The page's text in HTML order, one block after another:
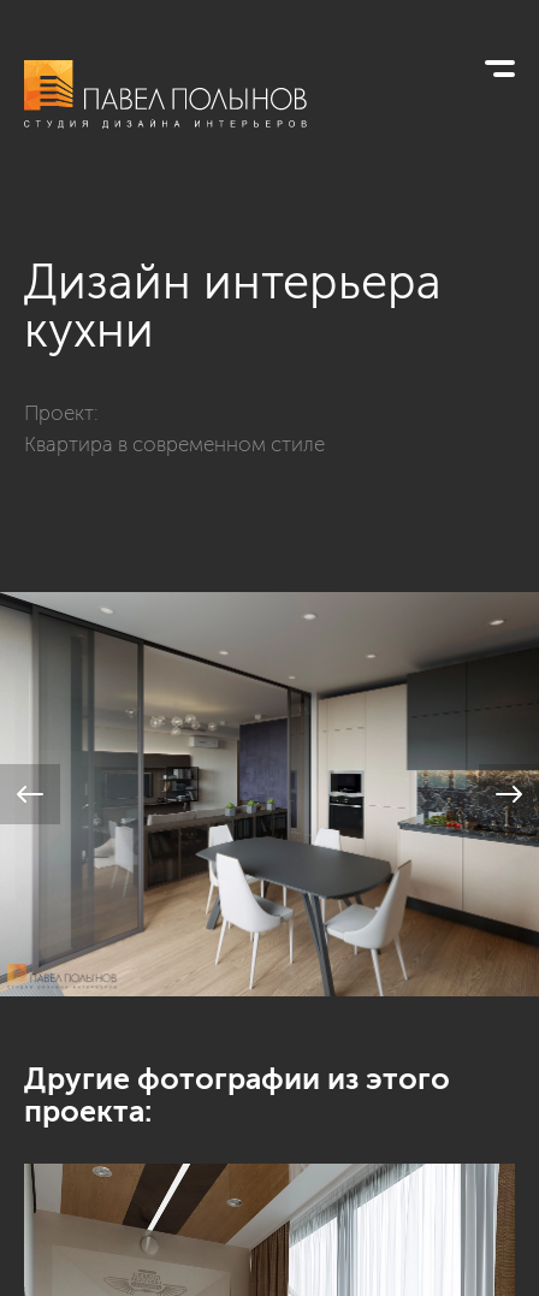
Дизайн интерьера
кухни
Проект:
Квартира в современном стиле
Другие фотографии из этого
проекта: